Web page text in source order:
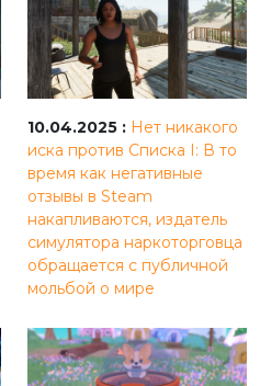
10.04.2025 : Нет никакого
иска против Списка I: В то
время как негативные
отзывы в Steam
накапливаются, издатель
симулятора наркоторговца
обращается с публичной
мольбой о мире